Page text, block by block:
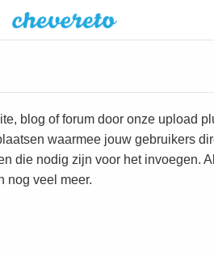
blog of forum door onze upload
waarmee jouw gebruikers
die nodig zijn voor het invoegen.
nog veel meer.